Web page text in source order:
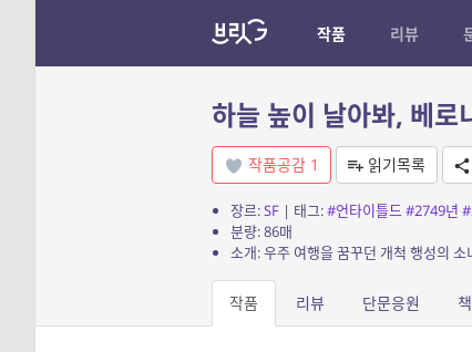
작품 리뷰
하늘 높이 날아봐, 베로
작품공감 1 읽기목록
장르:SF| 태그:#언타이틀드#2749년
분량: 86매
소개: 우주 여행을 꿈꾸던 개척 행성의
작품 리뷰 단문응원